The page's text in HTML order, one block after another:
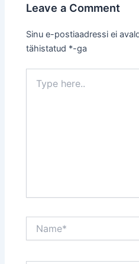
Leave a Comment
Sinu e-postiaadressi ei
tähistatud *-ga
here..